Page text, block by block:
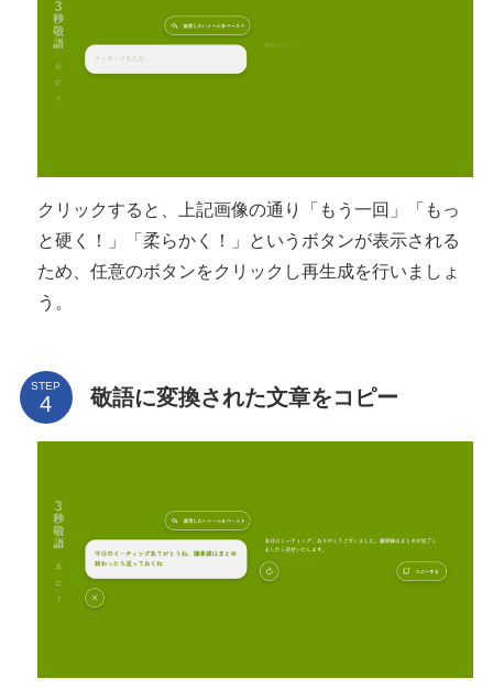
クリックすると、上記画像の通り「もう一回」「もっ
と硬く！」「柔らかく！」というボタンが表示される
ため、任意のボタンをクリックし再生成を行いましょ
う。
STEP 敬語に変換された文章をコピー